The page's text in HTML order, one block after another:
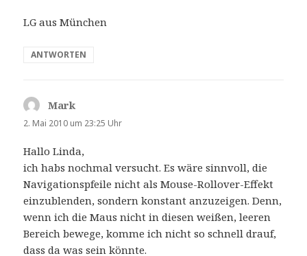
LG aus München
ANTWORTEN
Mark
2. Mai 2010 um 23:25 Uhr
Hallo Linda,
ich habs nochmal versucht. Es wäre sinnvoll, die
Navigationspfeile nicht als Mouse-Rollover-Effekt
einzublenden, sondern konstant anzuzeigen. Denn,
wenn ich die Maus nicht in diesen weißen, leeren
Bereich bewege, komme ich nicht so schnell drauf,
dass da was sein könnte.